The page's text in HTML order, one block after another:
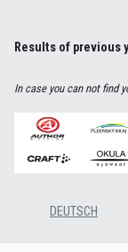
Results of previous
In case you can not find
DEUTSCH